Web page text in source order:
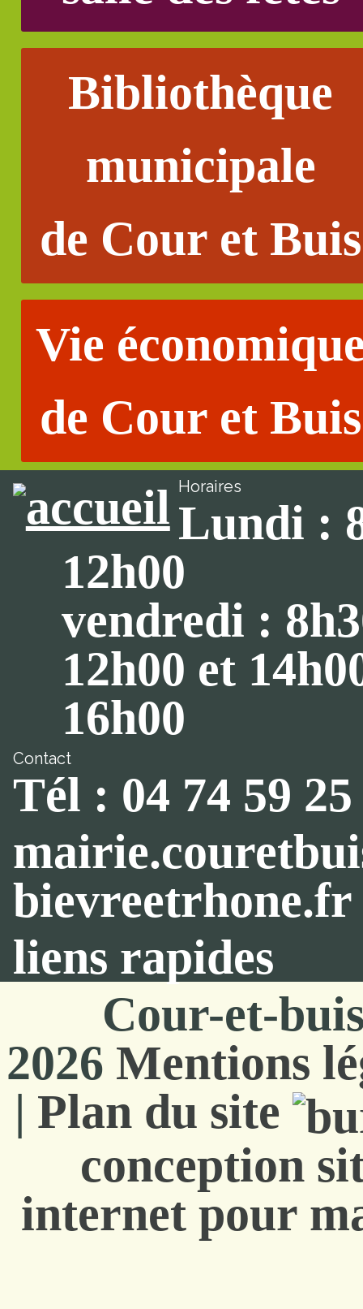
Bibliothèque
municipale
de Cour et Buis
Vie
de Cour et Buis
Horaires
Lundi :
12h00
vendredi :
12h00 et
16h00
Contact
Tél : 04 74 59 25
bievreetrhone.fr
liens rapides
Cour-et-
2026 Mentions
| Plan du site
conception
internet pour